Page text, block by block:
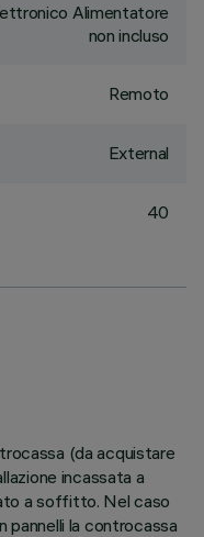
Alimentatore
non incluso
Remoto
External
40
(da acquistare
incassata a
a soffitto. Nel caso
la controcassa